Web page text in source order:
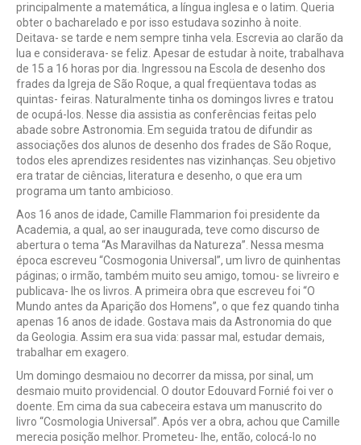
principalmente a matemática, a língua inglesa e o latim. Queria
obter o bacharelado e por isso estudava sozinho à noite.
Deitava- se tarde e nem sempre tinha vela. Escrevia ao clarão da
lua e considerava- se feliz. Apesar de estudar à noite, trabalhava
de 15 a 16 horas por dia. Ingressou na Escola de desenho dos
frades da Igreja de São Roque, a qual freqüentava todas as
quintas- feiras. Naturalmente tinha os domingos livres e tratou
de ocupá-los. Nesse dia assistia as conferências feitas pelo
abade sobre Astronomia. Em seguida tratou de difundir as
associações dos alunos de desenho dos frades de São Roque,
todos eles aprendizes residentes nas vizinhanças. Seu objetivo
era tratar de ciências, literatura e desenho, o que era um
programa um tanto ambicioso.
Aos 16 anos de idade, Camille Flammarion foi presidente da
Academia, a qual, ao ser inaugurada, teve como discurso de
abertura o tema “As Maravilhas da Natureza”. Nessa mesma
época escreveu “Cosmogonia Universal”, um livro de quinhentas
páginas; o irmão, também muito seu amigo, tomou- se livreiro e
publicava- lhe os livros. A primeira obra que escreveu foi “O
Mundo antes da Aparição dos Homens”, o que fez quando tinha
apenas 16 anos de idade. Gostava mais da Astronomia do que
da Geologia. Assim era sua vida: passar mal, estudar demais,
trabalhar em exagero.
Um domingo desmaiou no decorrer da missa, por sinal, um
desmaio muito providencial. O doutor Edouvard Fornié foi ver o
doente. Em cima da sua cabeceira estava um manuscrito do
livro “Cosmologia Universal”. Após ver a obra, achou que Camille
merecia posição melhor. Prometeu- lhe, então, colocá-lo no